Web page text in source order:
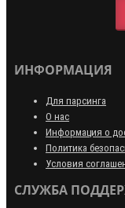
ИНФОРМАЦИЯ
Для парсинга
О нас
Информация о
Политика
Условия
СЛУЖБА